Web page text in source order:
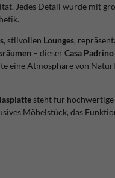
Jedes Detail wurde mit
, stilvollen Lounges,
– dieser Casa
eine Atmosphäre von
steht für
Möbelstück, das